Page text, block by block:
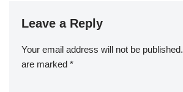
Leave a Reply
Your email address will not be published.
are marked *